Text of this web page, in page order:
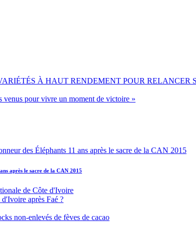
À HAUT RENDEMENT POUR RELANCER
venus pour vivre un moment de victoire »
après le sacre de la CAN 2015
de Côte d'Ivoire
après Faé ?
non-enlevés de fèves de cacao